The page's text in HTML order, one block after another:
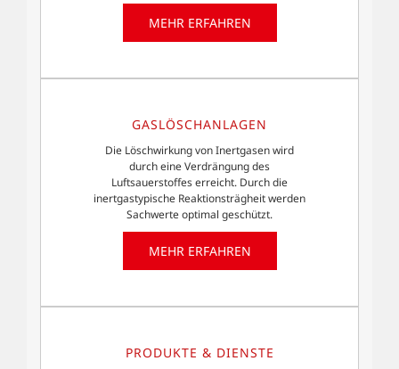
MEHR ERFAHREN
GASLÖSCHANLAGEN
Die Löschwirkung von Inertgasen wird
durch eine Verdrängung des
Luftsauerstoffes erreicht. Durch die
inertgastypische Reaktionsträgheit werden
Sachwerte optimal geschützt.
MEHR ERFAHREN
PRODUKTE & DIENSTE